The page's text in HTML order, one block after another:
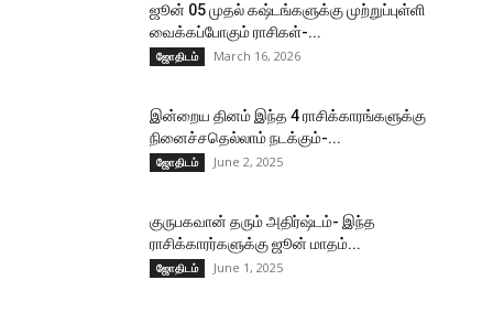
ஜூன் 05 முதல் கஷ்டங்களுக்கு முற்றுப்புள்ளி
வைக்கப்போகும் ராசிகள்-...
ஜோதிடம் March 16, 2026
இன்றைய தினம் இந்த 4 ராசிக்காரங்களுக்கு
நினைச்சதெல்லாம் நடக்கும்-...
ஜோதிடம் June 2, 2025
குருபகவான் தரும் அதிர்ஷ்டம்- இந்த
ராசிக்காரர்களுக்கு ஜூன் மாதம்...
ஜோதிடம் June 1, 2025